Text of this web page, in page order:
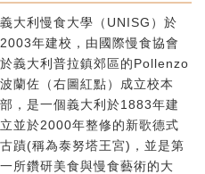
義大利慢食大學（UNISG）於
2003年建校，由國際慢食協會
於義大利普拉鎮郊區的Pollenzo
波蘭佐（右圖紅點）成立校本
部，是一個義大利於1883年建
立並於2000年整修的新歌德式
古蹟(稱為泰努塔王宮)，並是第
一所鑽研美食與慢食藝術的大